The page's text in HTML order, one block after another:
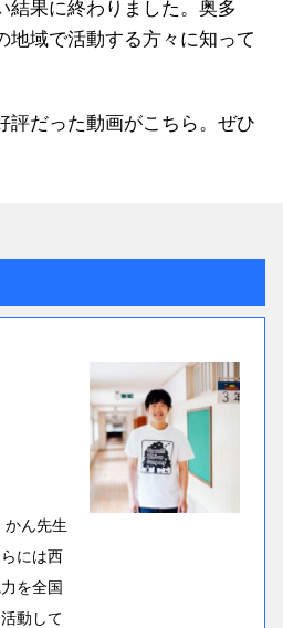
結果に終わりました。奥多
地域で活動する方々に知って
評だった動画がこちら。ぜひ
かん先生
には西
を全国
動して